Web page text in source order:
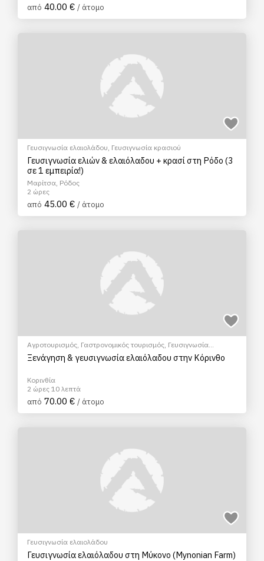
από 40.00 € / άτομο
Γευσιγνωσία ελαιολάδου, Γευσιγνωσία κρασιού
Γευσιγνωσία ελιών & ελαιόλαδου + κρασί στη Ρόδο (3
σε 1 εμπειρία!)
Μαρίτσα, Ρόδος
2 ώρες
από 45.00 € / άτομο
Αγροτουρισμός, Γαστρονομικός τουρισμός, Γευσιγνωσία
ελαιολάδου
,Πολιτιστικά - Πολιτισμικά Σεμινάρια & Μαθήματα
Ξενάγηση & γευσιγνωσία ελαιόλαδου στην Κόρινθο
Κορινθία
2 ώρες 10 λεπτά
από 70.00 € / άτομο
Γευσιγνωσία ελαιολάδου
Γευσιγνωσία ελαιόλαδου στη Μύκονο (Mynonian Farm)